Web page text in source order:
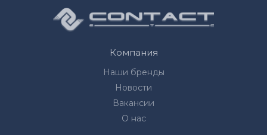
Компания
Наши бренды
Новости
Вакансии
О нас